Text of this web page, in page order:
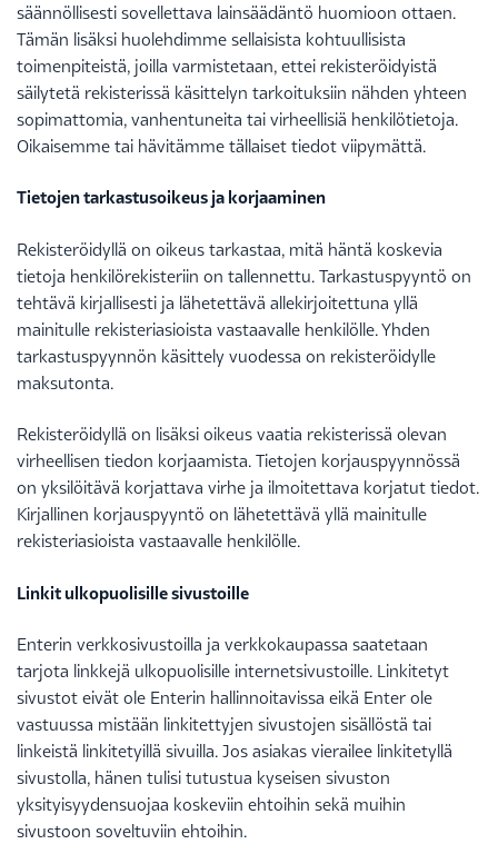
säännöllisesti sovellettava lainsäädäntö huomioon ottaen.
Tämän lisäksi huolehdimme sellaisista kohtuullisista
toimenpiteistä, joilla varmistetaan, ettei rekisteröidyistä
säilytetä rekisterissä käsittelyn tarkoituksiin nähden yhteen
sopimattomia, vanhentuneita tai virheellisiä henkilötietoja.
Oikaisemme tai hävitämme tällaiset tiedot viipymättä.
Tietojen tarkastusoikeus ja korjaaminen
Rekisteröidyllä on oikeus tarkastaa, mitä häntä koskevia
tietoja henkilörekisteriin on tallennettu. Tarkastuspyyntö on
tehtävä kirjallisesti ja lähetettävä allekirjoitettuna yllä
mainitulle rekisteriasioista vastaavalle henkilölle. Yhden
tarkastuspyynnön käsittely vuodessa on rekisteröidylle
maksutonta.
Rekisteröidyllä on lisäksi oikeus vaatia rekisterissä olevan
virheellisen tiedon korjaamista. Tietojen korjauspyynnössä
on yksilöitävä korjattava virhe ja ilmoitettava korjatut tiedot.
Kirjallinen korjauspyyntö on lähetettävä yllä mainitulle
rekisteriasioista vastaavalle henkilölle.
Linkit ulkopuolisille sivustoille
Enterin verkkosivustoilla ja verkkokaupassa saatetaan
tarjota linkkejä ulkopuolisille internetsivustoille. Linkitetyt
sivustot eivät ole Enterin hallinnoitavissa eikä Enter ole
vastuussa mistään linkitettyjen sivustojen sisällöstä tai
linkeistä linkitetyillä sivuilla. Jos asiakas vierailee linkitetyllä
sivustolla, hänen tulisi tutustua kyseisen sivuston
yksityisyydensuojaa koskeviin ehtoihin sekä muihin
sivustoon soveltuviin ehtoihin.